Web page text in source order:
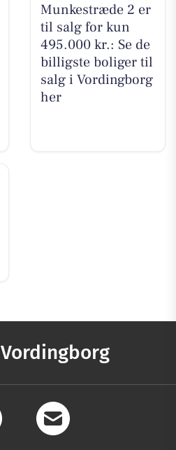
Munkestræde 2 er
til salg for kun
495.000 kr.: Se de
billigste boliger til
salg i Vordingborg
her
Vordingborg